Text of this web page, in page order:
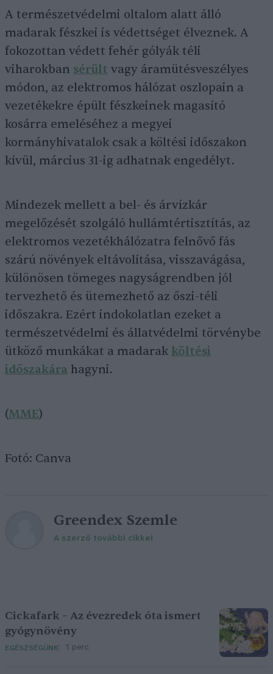
A természetvédelmi oltalom alatt álló
madarak fészkei is védettséget élveznek. A
fokozottan védett fehér gólyák téli
viharokban sérült vagy áramütésveszélyes
módon, az elektromos hálózat oszlopain a
vezetékekre épült fészkeinek magasító
kosárra emeléséhez a megyei
kormányhivatalok csak a költési időszakon
kívül, március 31-ig adhatnak engedélyt.
Mindezek mellett a bel- és árvízkár
megelőzését szolgáló hullámtértisztítás, az
elektromos vezetékhálózatra felnővő fás
szárú növények eltávolítása, visszavágása,
különösen tömeges nagyságrendben jól
tervezhető és ütemezhető az őszi-téli
időszakra. Ezért indokolatlan ezeket a
természetvédelmi és állatvédelmi törvénybe
ütköző munkákat a madarak költési
időszakára hagyni.
(MME)
Fotó: Canva
Greendex Szemle
A szerző további cikkei
Cickafark – Az évezredek óta ismert
gyógynövény
EGÉSZSÉGÜNK 1 perc